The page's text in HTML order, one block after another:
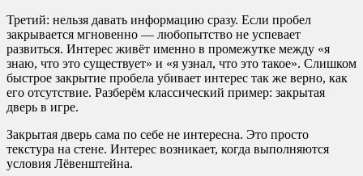
Третий: нельзя давать информацию сразу. Если пробел
закрывается мгновенно — любопытство не успевает
развиться. Интерес живёт именно в промежутке между «я
знаю, что это существует» и «я узнал, что это такое». Слишком
быстрое закрытие пробела убивает интерес так же верно, как
его отсутствие. Разберём классический пример: закрытая
дверь в игре.
Закрытая дверь сама по себе не интересна. Это просто
текстура на стене. Интерес возникает, когда выполняются
условия Лёвенштейна.